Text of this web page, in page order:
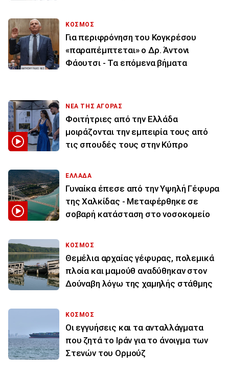
ΚΟΣΜΟΣ
Για περιφρόνηση του Κογκρέσου
«παραπέμπτεται» ο Δρ. Άντονι
Φάουτσι - Τα επόμενα βήματα
ΝΕΑ ΤΗΣ ΑΓΟΡΑΣ
Φοιτήτριες από την Ελλάδα
μοιράζονται την εμπειρία τους από
τις σπουδές τους στην Κύπρο
ΕΛΛΑΔΑ
Γυναίκα έπεσε από την Υψηλή Γέφυρα
της Χαλκίδας - Μεταφέρθηκε σε
σοβαρή κατάσταση στο νοσοκομείο
ΚΟΣΜΟΣ
Θεμέλια αρχαίας γέφυρας, πολεμικά
πλοία και μαμούθ αναδύθηκαν στον
Δούναβη λόγω της χαμηλής στάθμης
ΚΟΣΜΟΣ
Οι εγγυήσεις και τα ανταλλάγματα
που ζητά το Ιράν για το άνοιγμα των
Στενών του Ορμούζ